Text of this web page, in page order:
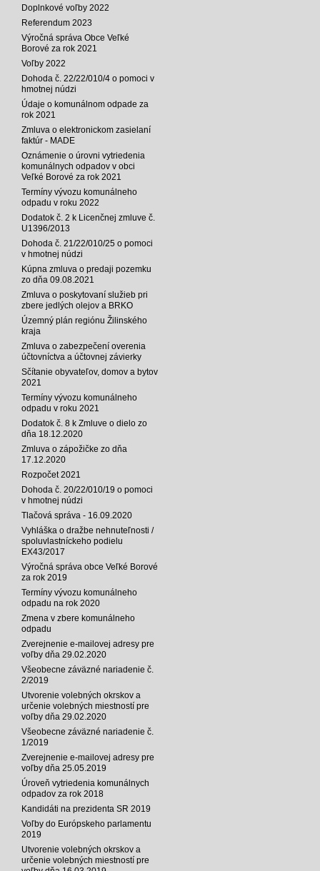
Doplnkové voľby 2022
Referendum 2023
Výročná správa Obce Veľké
Borové za rok 2021
Voľby 2022
Dohoda č. 22/22/010/4 o pomoci v
hmotnej núdzi
Údaje o komunálnom odpade za
rok 2021
Zmluva o elektronickom zasielaní
faktúr - MADE
Oznámenie o úrovni vytriedenia
komunálnych odpadov v obci
Veľké Borové za rok 2021
Termíny vývozu komunálneho
odpadu v roku 2022
Dodatok č. 2 k Licenčnej zmluve č.
U1396/2013
Dohoda č. 21/22/010/25 o pomoci
v hmotnej núdzi
Kúpna zmluva o predaji pozemku
zo dňa 09.08.2021
Zmluva o poskytovaní služieb pri
zbere jedlých olejov a BRKO
Územný plán regiónu Žilinského
kraja
Zmluva o zabezpečení overenia
účtovníctva a účtovnej závierky
Sčítanie obyvateľov, domov a bytov
2021
Termíny vývozu komunálneho
odpadu v roku 2021
Dodatok č. 8 k Zmluve o dielo zo
dňa 18.12.2020
Zmluva o zápožičke zo dňa
17.12.2020
Rozpočet 2021
Dohoda č. 20/22/010/19 o pomoci
v hmotnej núdzi
Tlačová správa - 16.09.2020
Vyhláška o dražbe nehnuteľnosti /
spoluvlastníckeho podielu
EX43/2017
Výročná správa obce Veľké Borové
za rok 2019
Termíny vývozu komunálneho
odpadu na rok 2020
Zmena v zbere komunálneho
odpadu
Zverejnenie e-mailovej adresy pre
voľby dňa 29.02.2020
Všeobecne záväzné nariadenie č.
2/2019
Utvorenie volebných okrskov a
určenie volebných miestností pre
voľby dňa 29.02.2020
Všeobecne záväzné nariadenie č.
1/2019
Zverejnenie e-mailovej adresy pre
voľby dňa 25.05.2019
Úroveň vytriedenia komunálnych
odpadov za rok 2018
Kandidáti na prezidenta SR 2019
Voľby do Európskeho parlamentu
2019
Utvorenie volebných okrskov a
určenie volebných miestností pre